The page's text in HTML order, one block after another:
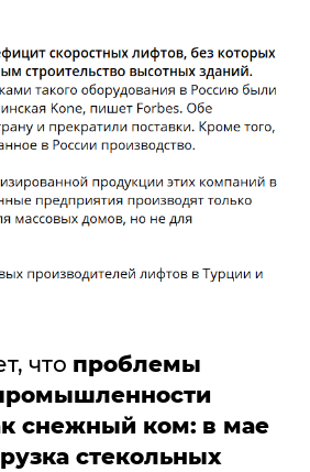
что проблемы
снежный ком: в мае
стекольных